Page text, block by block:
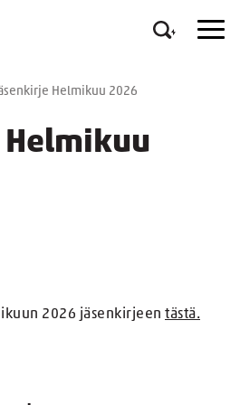
Helmikuu 2026
Helmikuu
2026 jäsenkirjeen tästä.